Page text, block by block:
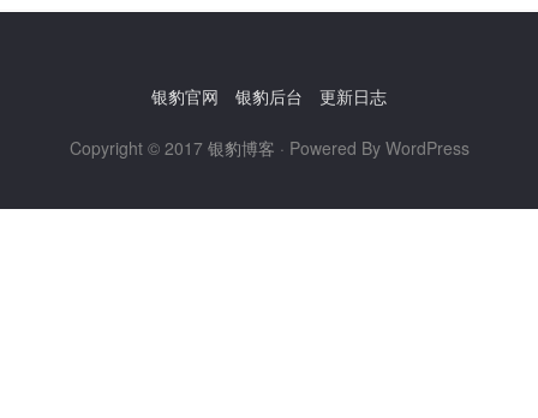
银豹官网 银豹后台 更新日志
Copyright © 2017 银豹博客 · Powered By WordPress